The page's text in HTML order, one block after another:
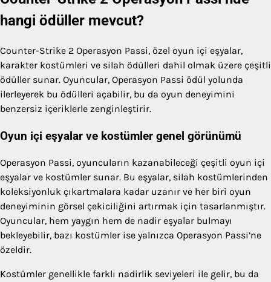
hangi ödüller mevcut?
Counter-Strike 2 Operasyon Passi, özel oyun içi eşyalar,
karakter kostümleri ve silah ödülleri dahil olmak üzere çeşitli
ödüller sunar. Oyuncular, Operasyon Passi ödül yolunda
ilerleyerek bu ödülleri açabilir, bu da oyun deneyimini
benzersiz içeriklerle zenginleştirir.
Oyun içi eşyalar ve kostümler genel görünümü
Operasyon Passi, oyuncuların kazanabileceği çeşitli oyun içi
eşyalar ve kostümler sunar. Bu eşyalar, silah kostümlerinden
koleksiyonluk çıkartmalara kadar uzanır ve her biri oyun
deneyiminin görsel çekiciliğini artırmak için tasarlanmıştır.
Oyuncular, hem yaygın hem de nadir eşyalar bulmayı
bekleyebilir, bazı kostümler ise yalnızca Operasyon Passi’ne
özeldir.
Kostümler genellikle farklı nadirlik seviyeleri ile gelir, bu da